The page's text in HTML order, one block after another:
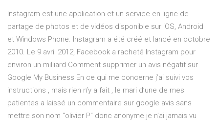
Instagram est une application et un service en ligne de
partage de photos et de vidéos disponible sur iOS, Android
et Windows Phone. Instagram a été créé et lancé en octobre
2010. Le 9 avril 2012, Facebook a racheté Instagram pour
environ un milliard Comment supprimer un avis négatif sur
Google My Business En ce qui me concerne j’ai suivi vos
instructions , mais rien n’y a fait , le mari d’une de mes
patientes a laissé un commentaire sur google avis sans
mettre son nom “olivier P” donc anonyme je n’ai jamais vu